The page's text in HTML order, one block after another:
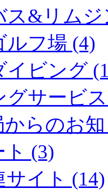
ス&リムジ
ルフ場 (4)
イビング
グサービ
らのお
(3)
イト (14)